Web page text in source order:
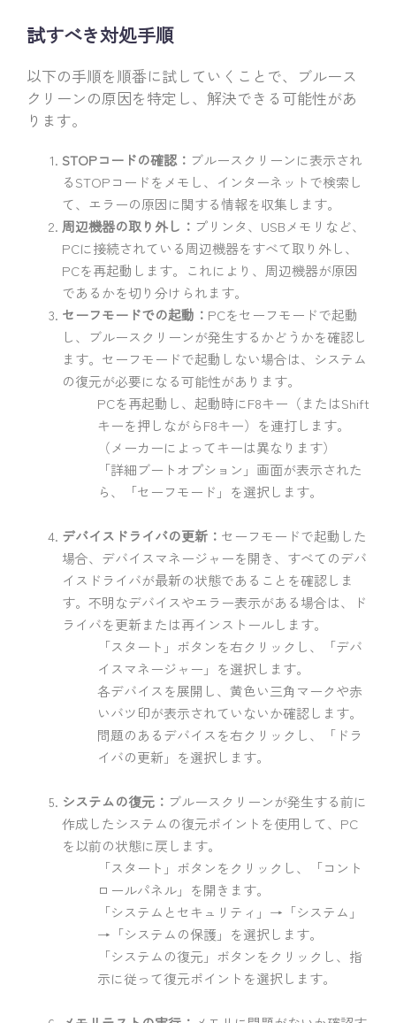
試すべき対処手順
以下の手順を順番に試していくことで、ブルース
クリーンの原因を特定し、解決できる可能性があ
ります。
STOPコードの確認： ブルースクリーンに表示され
るSTOPコードをメモし、インターネットで検索し
て、エラーの原因に関する情報を収集します。
周辺機器の取り外し： プリンタ、USBメモリなど、
PCに接続されている周辺機器をすべて取り外し、
PCを再起動します。これにより、周辺機器が原因
であるかを切り分けられます。
セーフモードでの起動： PCをセーフモードで起動
し、ブルースクリーンが発生するかどうかを確認し
ます。セーフモードで起動しない場合は、システム
の復元が必要になる可能性があります。
PCを再起動し、起動時にF8キー（またはShift
キーを押しながらF8キー）を連打します。
（メーカーによってキーは異なります）
「詳細ブートオプション」画面が表示された
ら、「セーフモード」を選択します。
デバイスドライバの更新： セーフモードで起動した
場合、デバイスマネージャーを開き、すべてのデバ
イスドライバが最新の状態であることを確認しま
す。不明なデバイスやエラー表示がある場合は、ド
ライバを更新または再インストールします。
「スタート」ボタンを右クリックし、「デバ
イスマネージャー」を選択します。
各デバイスを展開し、黄色い三角マークや赤
いバツ印が表示されていないか確認します。
問題のあるデバイスを右クリックし、「ドラ
イバの更新」を選択します。
システムの復元： ブルースクリーンが発生する前に
作成したシステムの復元ポイントを使用して、PC
を以前の状態に戻します。
「スタート」ボタンをクリックし、「コント
ロールパネル」を開きます。
「システムとセキュリティ」→「システム」
→「システムの保護」を選択します。
「システムの復元」ボタンをクリックし、指
示に従って復元ポイントを選択します。